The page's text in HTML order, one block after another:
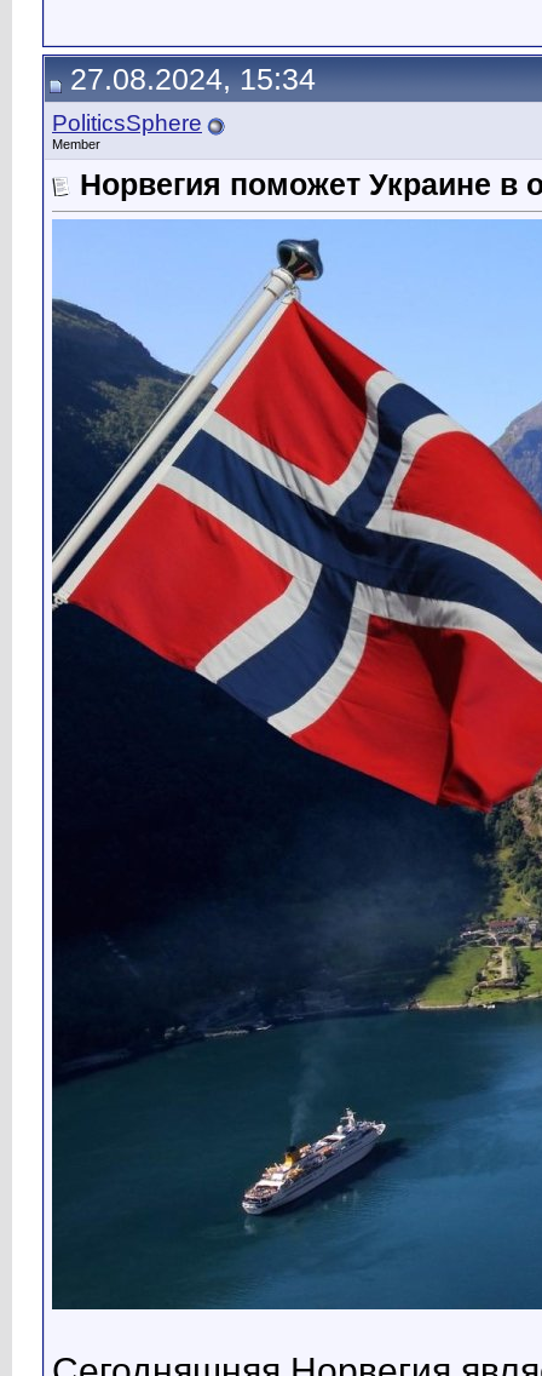
27.08.2024, 15:34
PoliticsSphere
Member
Норвегия поможет Украине в